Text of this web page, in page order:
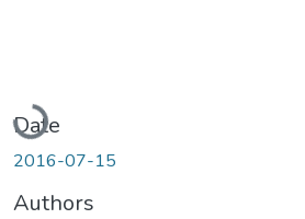
Loading...
Date
2016-07-15
Authors